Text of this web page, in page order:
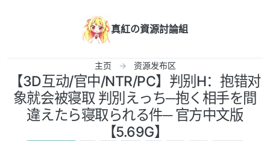
真紅の資源討論組
主页 资源发布区
【3D互动/官中/NTR/PC】判别H：抱错对
象就会被寝取 判別えっち─抱く相手を間
違えたら寝取られる件─ 官方中文版
【5.69G】